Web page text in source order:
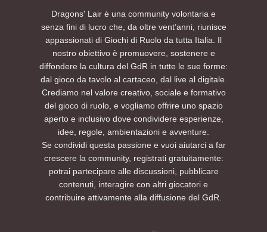
Dragons' Lair è una community volontaria e
senza fini di lucro che, da oltre vent’anni, riunisce
appassionati di Giochi di Ruolo da tutta Italia. Il
nostro obiettivo è promuovere, sostenere e
diffondere la cultura del GdR in tutte le sue forme:
dal gioco da tavolo al cartaceo, dal live al digitale.
Crediamo nel valore creativo, sociale e formativo
del gioco di ruolo, e vogliamo offrire uno spazio
aperto e inclusivo dove condividere esperienze,
idee, regole, ambientazioni e avventure.
Se condividi questa passione e vuoi aiutarci a far
crescere la community, registrati gratuitamente:
potrai partecipare alle discussioni, pubblicare
contenuti, interagire con altri giocatori e
contribuire attivamente alla diffusione del GdR.